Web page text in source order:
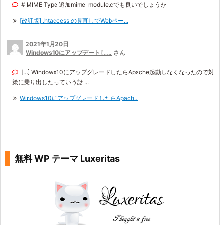
# MIME Type 追加mime_module.cでも良いでしょうか
[改訂版] .htaccess の見直しでWebペー...
2021年1月20日
Windows10にアップデートし... さん
[…] Windows10にアップグレードしたらApache起動しなくなったので対
策に乗り出したっていう話 ...
Windows10にアップグレードしたらApach...
無料 WP テーマ Luxeritas